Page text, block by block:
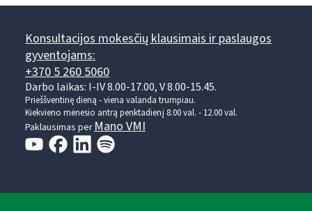
Konsultacijos mokesčių klausimais ir paslaugos
gyventojams:
+370 5 260 5060
Darbo laikas: I-IV 8.00-17.00, V 8.00-15.45.
Prieššventinę dieną - viena valanda trumpiau.
Kiekvieno mėnesio antrą penktadienį 8.00 val. - 12.00 val.
Paklausimas per Mano VMI